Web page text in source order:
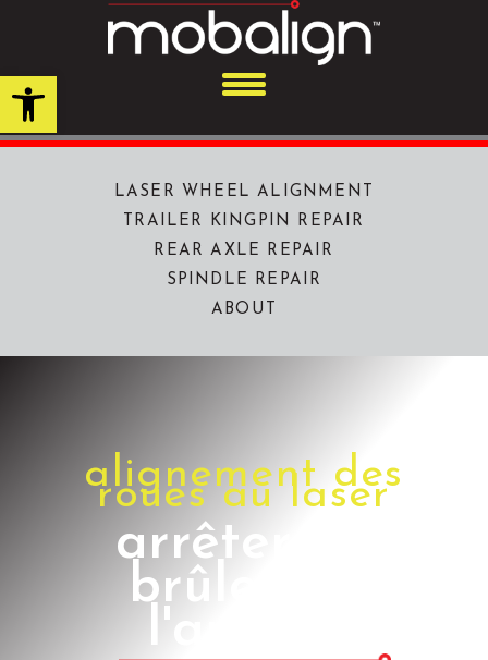
Open toolbar
LASER WHEEL ALIGNMENT
TRAILER KINGPIN REPAIR
REAR AXLE REPAIR
SPINDLE REPAIR
ABOUT
alignement des
roues au laser
arrêter de
brûler de
l'argent